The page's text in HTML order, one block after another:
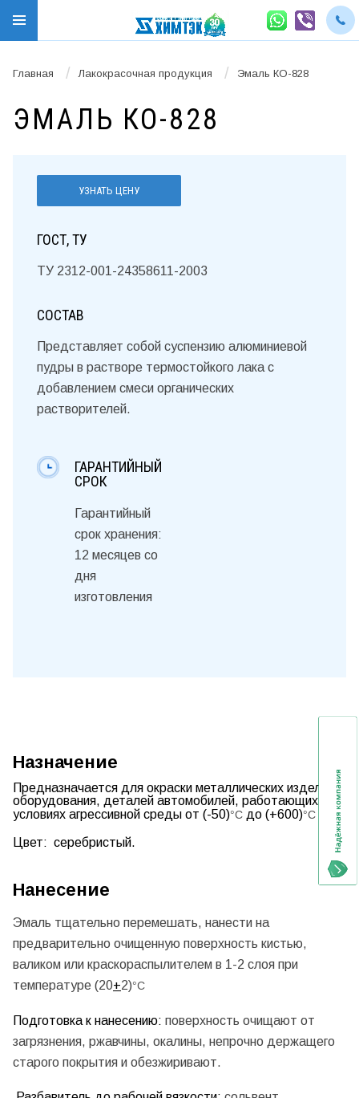
Главная / Лакокрасочная продукция / Эмаль КО-828
ЭМАЛЬ КО-828
УЗНАТЬ ЦЕНУ
ГОСТ, ТУ
ТУ 2312-001-24358611-2003
СОСТАВ
Представляет собой суспензию алюминиевой
пудры в растворе термостойкого лака с
добавлением смеси органических
растворителей.
ГАРАНТИЙНЫЙ
СРОК
Гарантийный
срок хранения:
12 месяцев со
дня
изготовления
Назначение
Предназначается для окраски металлических изделий,
оборудования, деталей автомобилей, работающих в
условиях агрессивной среды от (-50)°С до (+600)°С
Цвет: серебристый.
Нанесение
Эмаль тщательно перемешать, нанести на
предварительно очищенную поверхность кистью,
валиком или краскораспылителем в 1-2 слоя при
температуре (20+2)°С
Подготовка к нанесению: поверхность очищают от
загрязнения, ржавчины, окалины, непрочно держащего
старого покрытия и обезжиривают.